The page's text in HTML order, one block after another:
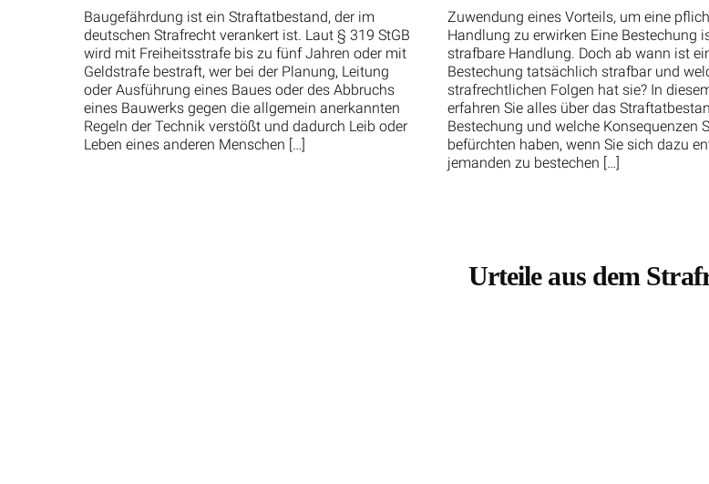
Baugefährdung ist ein Straftatbestand, der im
deutschen Strafrecht verankert ist. Laut § 319 StGB
wird mit Freiheitsstrafe bis zu fünf Jahren oder mit
Geldstrafe bestraft, wer bei der Planung, Leitung
oder Ausführung eines Baues oder des Abbruchs
eines Bauwerks gegen die allgemein anerkannten
Regeln der Technik verstößt und dadurch Leib oder
Leben eines anderen Menschen […]
Zuwendung eines Vorteils, um eine
Handlung zu erwirken Eine Bestechung
strafbare Handlung. Doch ab wann ist
Bestechung tatsächlich strafbar und
strafrechtlichen Folgen hat sie? In
erfahren Sie alles über das
Bestechung und welche Konsequenzen
befürchten haben, wenn Sie sich dazu
jemanden zu bestechen […]
Urteile aus dem